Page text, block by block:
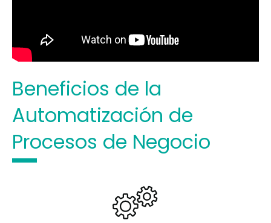
Beneficios de la
Automatización de
Procesos de Negocio